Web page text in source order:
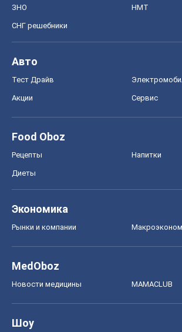
ЗНО НМТ
СНГ решебники
Авто
Тест Драйв
Акции Сервис
Food Oboz
Рецепты Напитки
Диеты
Экономика
Рынки и компании
MedOboz
Новости медицины MAMACLUB
Шоу